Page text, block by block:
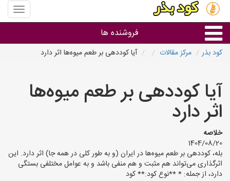
منوی
سایت
بذر
فروشنده ها
استان ها
کود بذر مرکز مقالات آیا کوددهی بر طعم میوه‌ها اثر دارد
آیا کوددهی بر طعم میوه‌ها
اثر دارد
خلاصه
1404/08/20
بله، کوددهی بر طعم میوه‌ها در ایران (و به طور کلی در همه جا) اثر دارد. این
اثرگذاری می‌تواند هم مثبت و هم منفی باشد و به عوامل مختلفی بستگی
دارد، از جمله: * **نوع کود:** کود